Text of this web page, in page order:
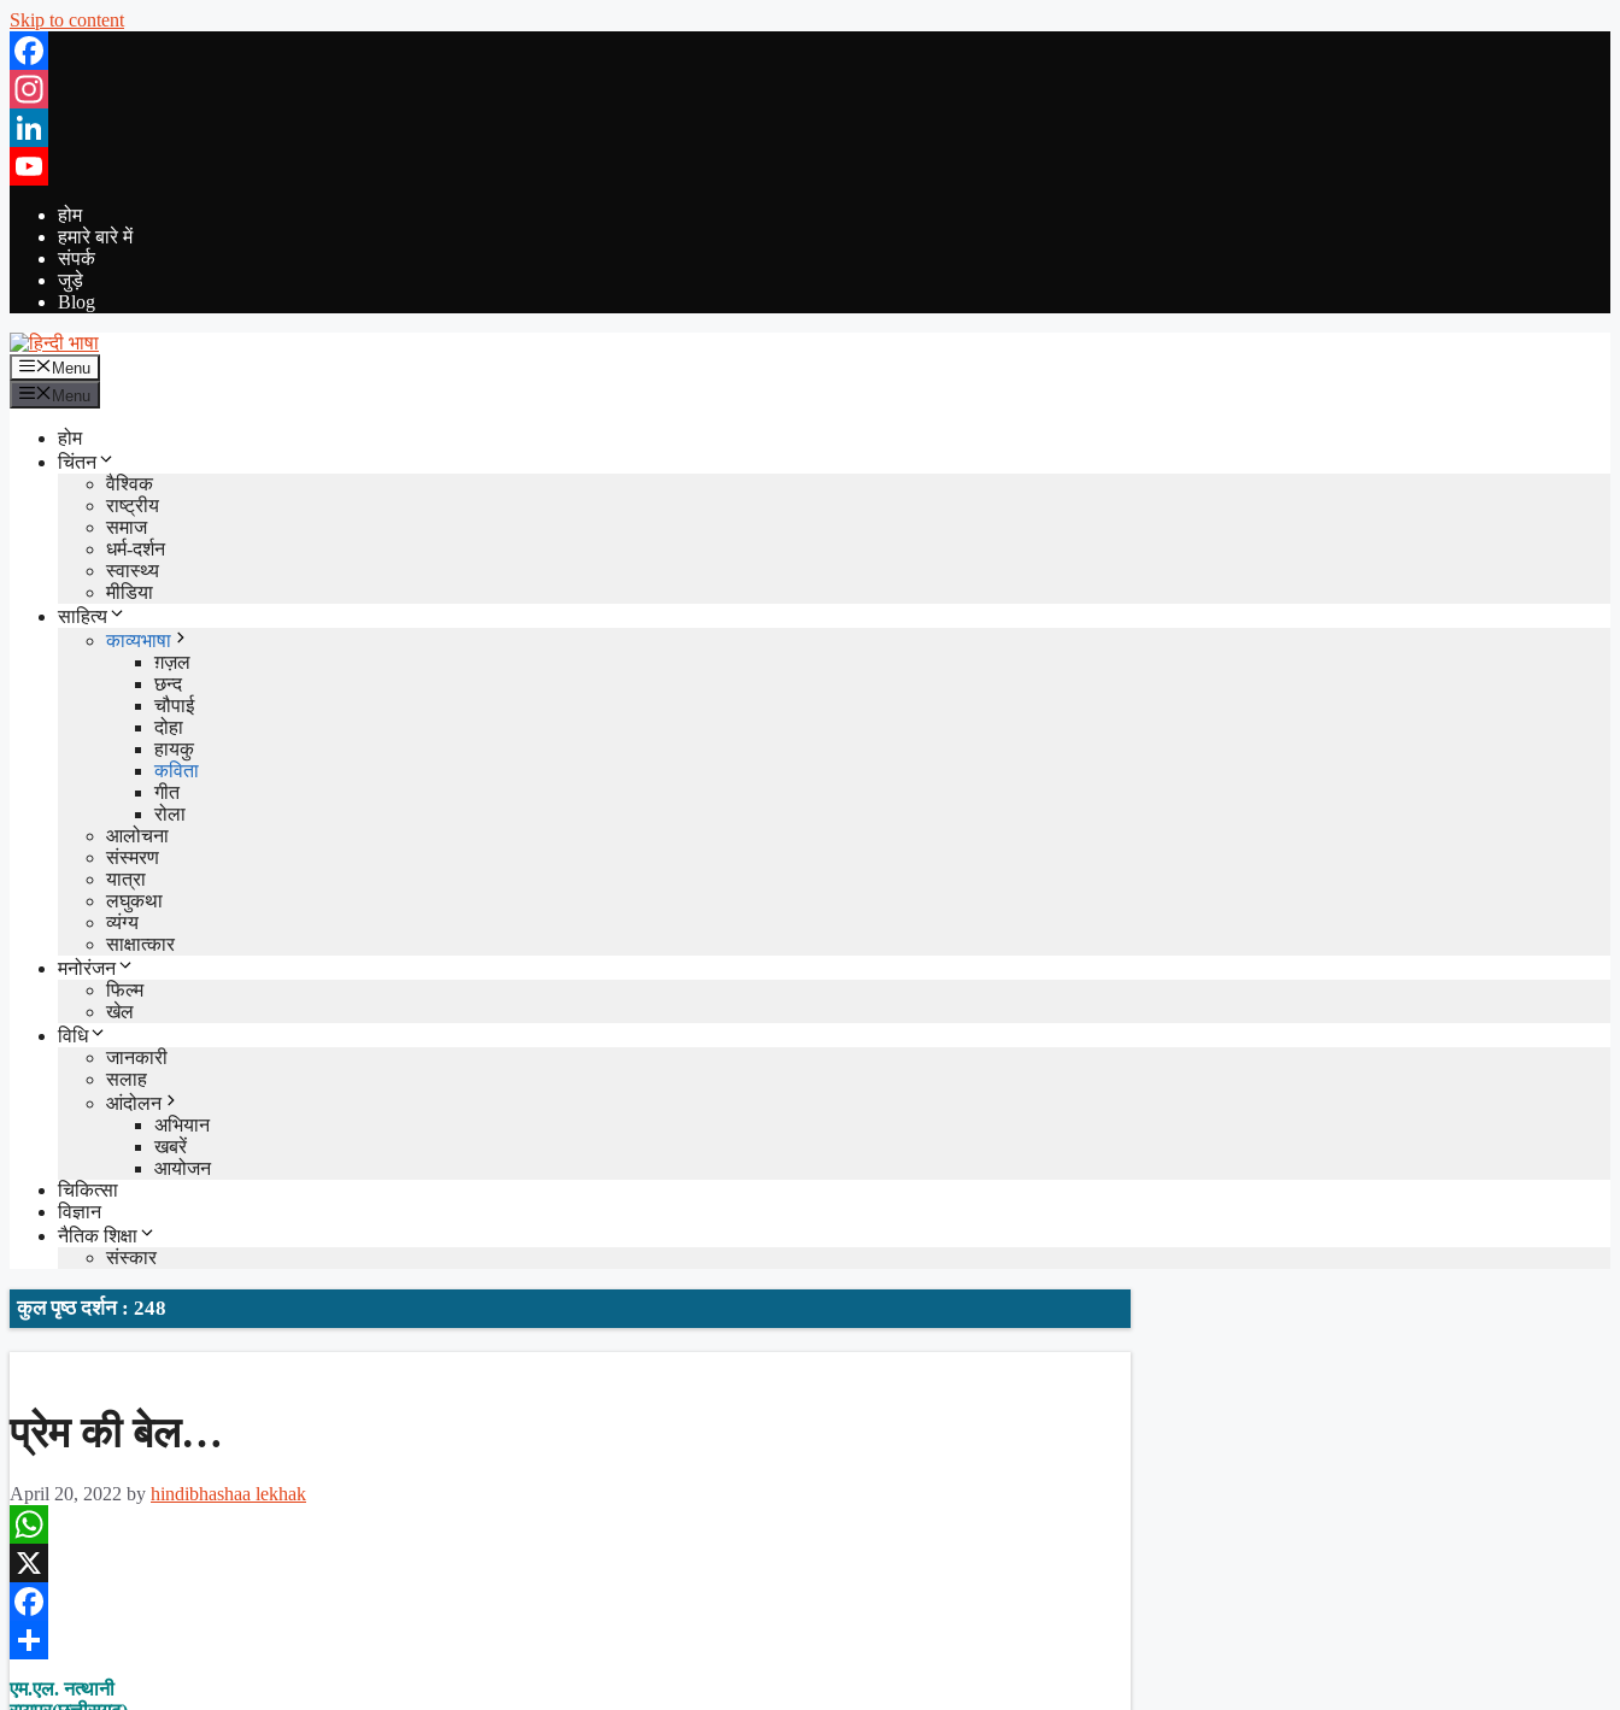
Skip to content
Facebook
Instagram
LinkedIn
YouTube
होम
हमारे बारे में
संपर्क
जुड़े
Blog
Menu
Menu
होम
चिंतन
वैश्विक
राष्ट्रीय
समाज
धर्म-दर्शन
स्वास्थ्य
मीडिया
साहित्य
काव्यभाषा
ग़ज़ल
छन्द
चौपाई
दोहा
हायकु
कविता
गीत
रोला
आलोचना
संस्मरण
यात्रा
लघुकथा
व्यंग्य
साक्षात्कार
मनोरंजन
फिल्म
खेल
विधि
जानकारी
सलाह
आंदोलन
अभियान
खबरें
आयोजन
चिकित्सा
विज्ञान
नैतिक शिक्षा
संस्कार
कुल पृष्ठ दर्शन : 248
प्रेम की बेल…
April 20, 2022 by hindibhashaa lekhak
WhatsApp
X
Facebook
Share
एम.एल. नत्थानी